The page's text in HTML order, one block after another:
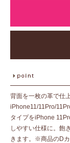
背面を一枚の革で仕
iPhone11/11Pro/
タイプをiPhone
しやすい仕様に。飽
きます。※商品のD